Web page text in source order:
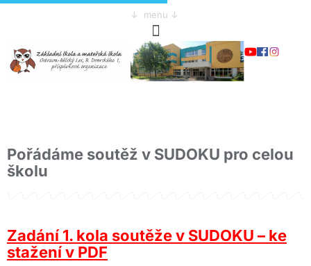
↓ menu ↓
Pořádáme soutěž v SUDOKU pro celou
školu
Zadání 1. kola soutěže v SUDOKU – ke
stažení v PDF